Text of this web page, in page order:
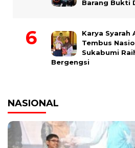
Barang Bukti
Karya Syarah
Tembus
Sukabumi
Bergengsi
NASIONAL